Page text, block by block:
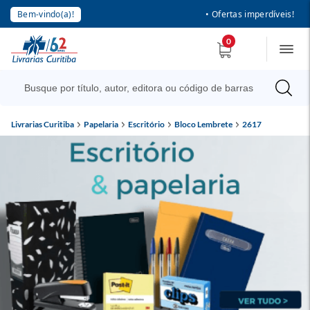
Bem-vindo(a)! • Ofertas imperdíveis!
0
Livrarias Curitiba Papelaria Escritório Bloco Lembrete 2617